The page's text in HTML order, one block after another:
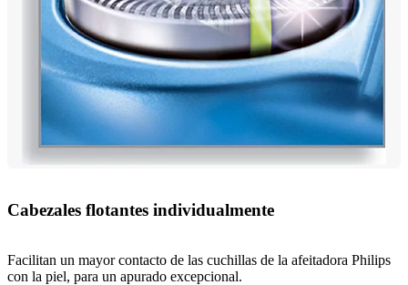
Cabezales flotantes individualmente
Facilitan un mayor contacto de las cuchillas de la afeitadora Philips
con la piel, para un apurado excepcional.